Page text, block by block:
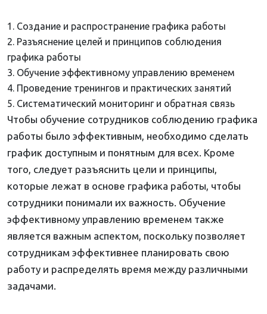
Создание и распространение графика работы
Разъяснение целей и принципов соблюдения
графика работы
Обучение эффективному управлению временем
Проведение тренингов и практических занятий
Систематический мониторинг и обратная связь
Чтобы обучение сотрудников соблюдению графика
работы было эффективным, необходимо сделать
график доступным и понятным для всех. Кроме
того, следует разъяснить цели и принципы,
которые лежат в основе графика работы, чтобы
сотрудники понимали их важность. Обучение
эффективному управлению временем также
является важным аспектом, поскольку позволяет
сотрудникам эффективнее планировать свою
работу и распределять время между различными
задачами.